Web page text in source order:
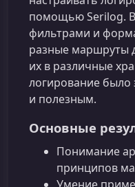
помощью Serilog.
фильтрами и
разные маршруты
их в различные
логирование
и полезным.
Основные
Понимание
принципов